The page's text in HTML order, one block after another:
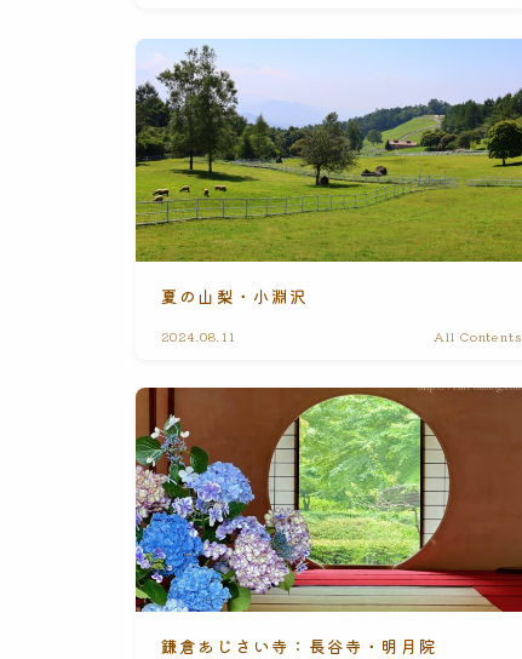
夏の山梨・小淵沢
2024.08.11 All Contents
鎌倉あじさい寺：長谷寺・明月院